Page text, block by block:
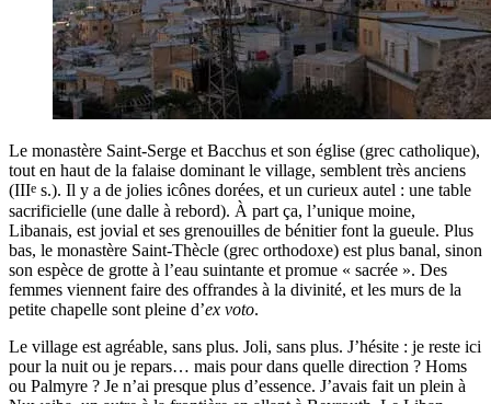
Le monastère Saint-Serge et Bacchus et son église (grec catholique),
tout en haut de la falaise dominant le village, semblent très anciens
(IIIe s.). Il y a de jolies icônes dorées, et un curieux autel : une table
sacrificielle (une dalle à rebord). À part ça, l’unique moine,
Libanais, est jovial et ses grenouilles de bénitier font la gueule. Plus
bas, le monastère Saint-Thècle (grec orthodoxe) est plus banal, sinon
son espèce de grotte à l’eau suintante et promue « sacrée ». Des
femmes viennent faire des offrandes à la divinité, et les murs de la
petite chapelle sont pleine d’ex voto.
Le village est agréable, sans plus. Joli, sans plus. J’hésite : je reste ici
pour la nuit ou je repars… mais pour dans quelle direction ? Homs
ou Palmyre ? Je n’ai presque plus d’essence. J’avais fait un plein à